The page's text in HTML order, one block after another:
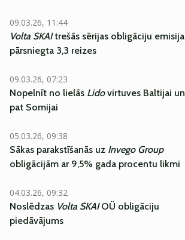
09.03.26, 11:44
Volta SKAItrešās sērijas obligāciju emisija
pārsniegta 3,3 reizes
09.03.26, 07:23
Nopelnīt no lielās Lidovirtuves Baltijai un
pat Somijai
05.03.26, 09:38
Sākas parakstīšanās uz Invego Group
obligācijām ar 9,5% gada procentu likmi
04.03.26, 09:32
Noslēdzas Volta SKAIOÜ obligāciju
piedāvājums